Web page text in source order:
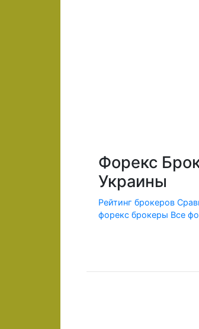
Форекс
Украины
Рейтинг брокеров
форекс брокеры Все